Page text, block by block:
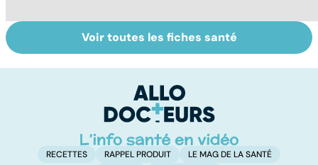
HPV : tout savoir
sur les
Cancer : la
fatigue avant
Voir toutes les fiches santé
RECETTES RAPPEL PRODUIT LE MAG DE LA SANTÉ